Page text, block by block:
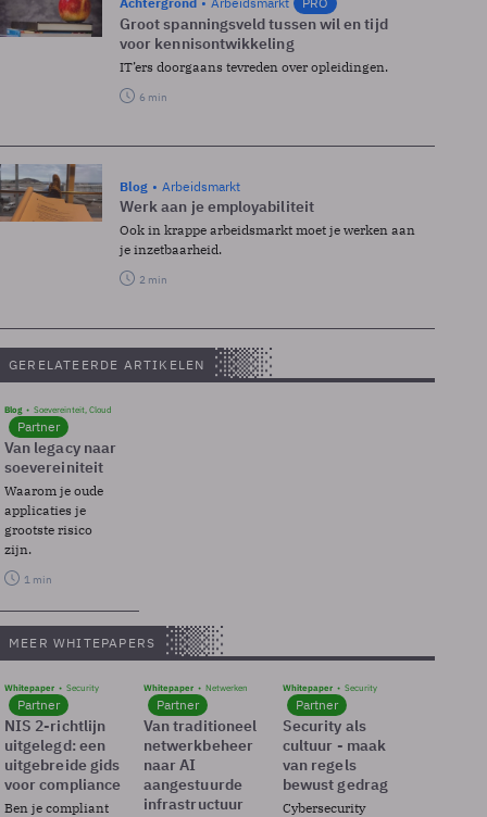
Groot spanningsveld tussen wil en tijd
voor kennisontwikkeling
IT’ers doorgaans tevreden over opleidingen.
6 min
Blog Arbeidsmarkt
Werk aan je employabiliteit
Ook in krappe arbeidsmarkt moet je werken aan
je inzetbaarheid.
2 min
GERELATEERDE ARTIKELEN
Blog Soevereinteit, Cloud
Partner
Van legacy naar
soevereiniteit
Waarom je oude
applicaties je
grootste risico
zijn.
1 min
MEER WHITEPAPERS
Whitepaper Security
Partner
NIS 2-richtlijn
uitgelegd: een
uitgebreide gids
voor compliance
Ben je compliant
Whitepaper Netwerken
Partner
Van traditioneel
netwerkbeheer
naar AI
aangestuurde
infrastructuur
Whitepaper Security
Partner
Security als
cultuur - maak
van regels
bewust gedrag
Cybersecurity